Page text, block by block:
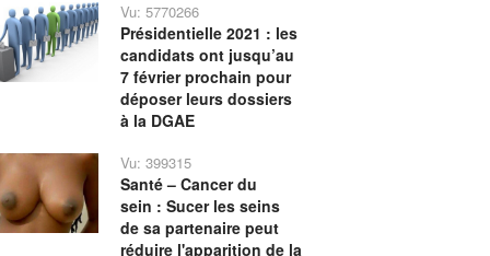
Vu: 5770266
Présidentielle 2021 : les
candidats ont jusqu’au
7 février prochain pour
déposer leurs dossiers
à la DGAE
Vu: 399315
Santé – Cancer du
sein : Sucer les seins
de sa partenaire peut
réduire l'apparition de la